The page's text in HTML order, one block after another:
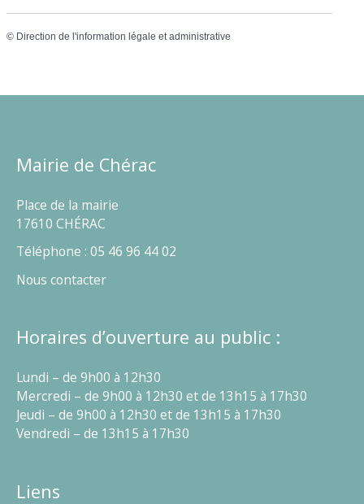
© Direction de l'information légale et administrative
Mairie de Chérac
Place de la mairie
17610 CHÉRAC
Téléphone : 05 46 96 44 02
Nous contacter
Horaires d’ouverture au public :
Lundi – de 9h00 à 12h30
Mercredi – de 9h00 à 12h30 et de 13h15 à 17h30
Jeudi – de 9h00 à 12h30 et de 13h15 à 17h30
Vendredi – de 13h15 à 17h30
Liens